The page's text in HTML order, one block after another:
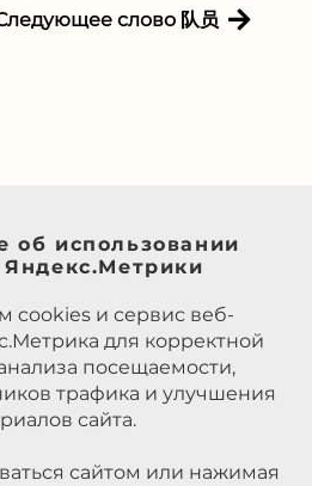
слово 队员
об использовании
cookies и сервис веб-
для корректной
посещаемости,
трафика и улучшения
сайта.
сайтом или нажимая